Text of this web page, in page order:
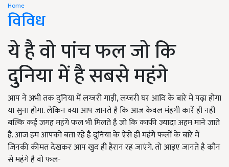
Home
विविध
ये है वो पांच फल जो कि
दुनिया में है सबसे महंगे
आप ने अभी तक दुनिया में लग्जरी गाड़ी, लग्जरी घर आदि के बारे में पढ़ा होगा
या सुना होगा. लेकिन क्या आप जानते है कि आज केवल मंहगी कारें ही नहीं
बल्कि कई जगह महंगे फल भी मिलते है जो कि काफी ज्यादा अहम माने जाते
है. आज हम आपको बता रहे है दुनिया के ऐसे ही महंगे फलों के बारे में
जिनकी कीमत देखकर आप खुद ही हैरान रह जाएंगे. तो आइए जानते है कौन
से महंगे है वो फल-